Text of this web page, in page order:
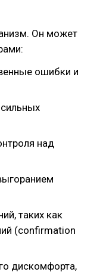
Он может
ошибки и
над
таких как
(confirmation
дискомфорта,